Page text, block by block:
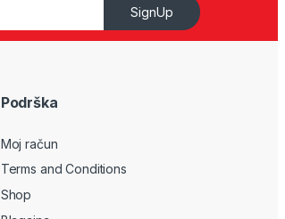
SignUp
Podrška
Moj račun
Terms and Conditions
Shop